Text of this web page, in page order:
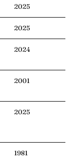
2025
2025
2024
2001
2025
1981